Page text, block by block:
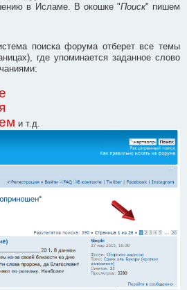
в Исламе. В окошке "Поиск" пишем
поиска форума отберет все темы
где упоминается заданное слово
и т.д.